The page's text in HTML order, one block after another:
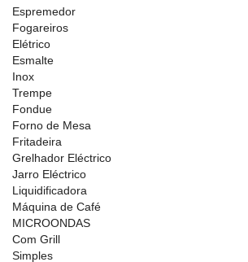
Espremedor
Fogareiros
Elétrico
Esmalte
Inox
Trempe
Fondue
Forno de Mesa
Fritadeira
Grelhador Eléctrico
Jarro Eléctrico
Liquidificadora
Máquina de Café
MICROONDAS
Com Grill
Simples